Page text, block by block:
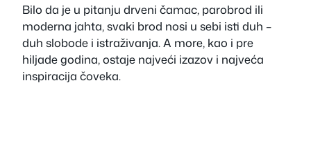
Bilo da je u pitanju drveni čamac, parobrod ili
moderna jahta, svaki brod nosi u sebi isti duh –
duh slobode i istraživanja. A more, kao i pre
hiljade godina, ostaje najveći izazov i najveća
inspiracija čoveka.